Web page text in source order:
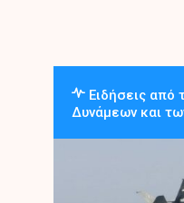
Ειδήσεις από
Δυνάμεων και